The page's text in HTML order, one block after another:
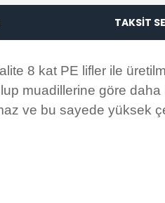
TAKSİT
8 kat PE lifler ile
muadillerine göre
ve bu sayede yüksek